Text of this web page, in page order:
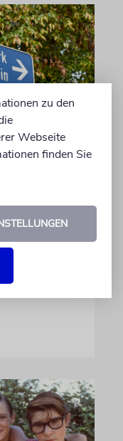
zu den
Webseite
finden Sie